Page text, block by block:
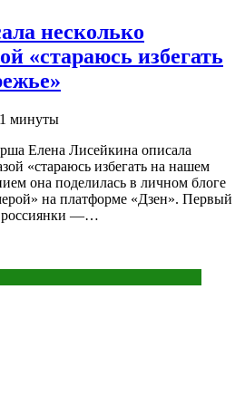
несколько
«стараюсь избегать
1 минуты
Елена Лисейкина описала
«стараюсь избегать на нашем
она поделилась в личном блоге
на платформе «Дзен». Первый
россиянки —…